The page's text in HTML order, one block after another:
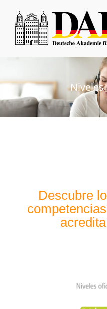
contenido
Niveles
Descubre